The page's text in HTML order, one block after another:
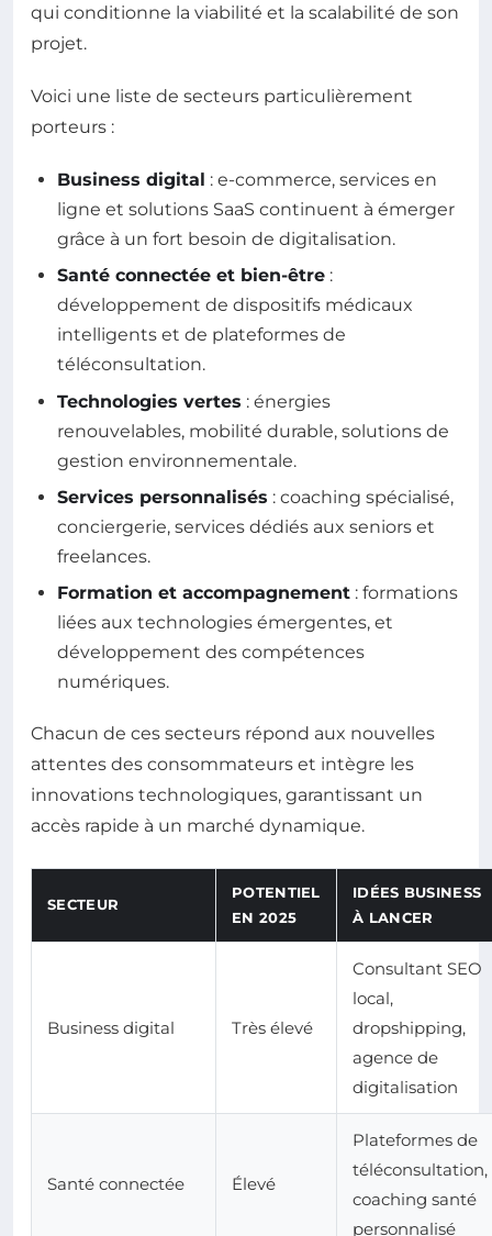
qui conditionne la viabilité et la scalabilité de son
projet.
Voici une liste de secteurs particulièrement
porteurs :
Business digital : e-commerce, services en
ligne et solutions SaaS continuent à émerger
grâce à un fort besoin de digitalisation.
Santé connectée et bien-être :
développement de dispositifs médicaux
intelligents et de plateformes de
téléconsultation.
Technologies vertes : énergies
renouvelables, mobilité durable, solutions de
gestion environnementale.
Services personnalisés : coaching spécialisé,
conciergerie, services dédiés aux seniors et
freelances.
Formation et accompagnement : formations
liées aux technologies émergentes, et
développement des compétences
numériques.
Chacun de ces secteurs répond aux nouvelles
attentes des consommateurs et intègre les
innovations technologiques, garantissant un
accès rapide à un marché dynamique.
SECTEUR
POTENTIEL
EN 2025
IDÉES BUSINESS
À LANCER
Business digital Très élevé
Consultant SEO
local,
dropshipping,
agence de
digitalisation
Santé connectée Élevé
Plateformes de
téléconsultation,
coaching santé
personnalisé